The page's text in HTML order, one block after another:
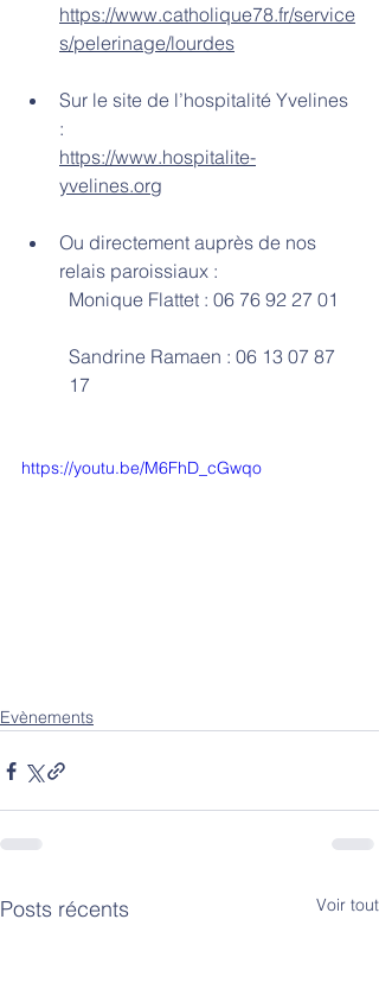
https://www.catholique78.fr/service
s/pelerinage/lourdes
Sur le site de l’hospitalité Yvelines
:
https://www.hospitalite-
yvelines.org
Ou directement auprès de nos
Monique Flattet : 06 76 92 27 01
Sandrine Ramaen : 06 13 07 87
17
https://youtu.be/M6FhD_cGwqo
Evènements
Posts récents Voir tout